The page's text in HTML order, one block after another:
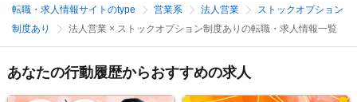
転職・求人情報サイトのtype 営業系 法人営業
ストックオプション
制度あり
法人営業 × ストックオプション制度ありの転職・求人情報一覧
あなたの行動履歴からおすすめの求人